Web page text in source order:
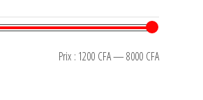
Prix : 1200 CFA—8000 CFA